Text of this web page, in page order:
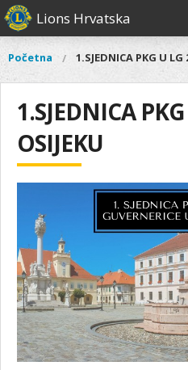
Skoči
na
sadržaj
Lions Hrvatska
O nama
Naši projekti
Aktivnosti
Glavni
O
nama
Distrikt
126
Naši
Vi
ste
ovdje
Početna 1.SJEDNICA PKG U LG
1.SJEDNICA
OSIJEKU